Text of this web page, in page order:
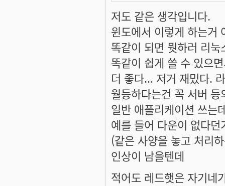
저도 같은 생각입니다.
윈도에서 이렇게 하는거
똑같이 되면 뭣하러 리
똑같이 쉽게 쓸 수 있으
더 좋다... 저거 재밌다.
월등하다는건 꼭 서버
일반 애플리케이션 쓰는
예를 들어 다운이 없다
(같은 사양을 놓고 처리
인상이 남을텐데
적어도 레드햇은 자기네